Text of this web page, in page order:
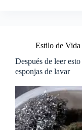
Estilo de Vida
Después de leer
esponjas de lavar